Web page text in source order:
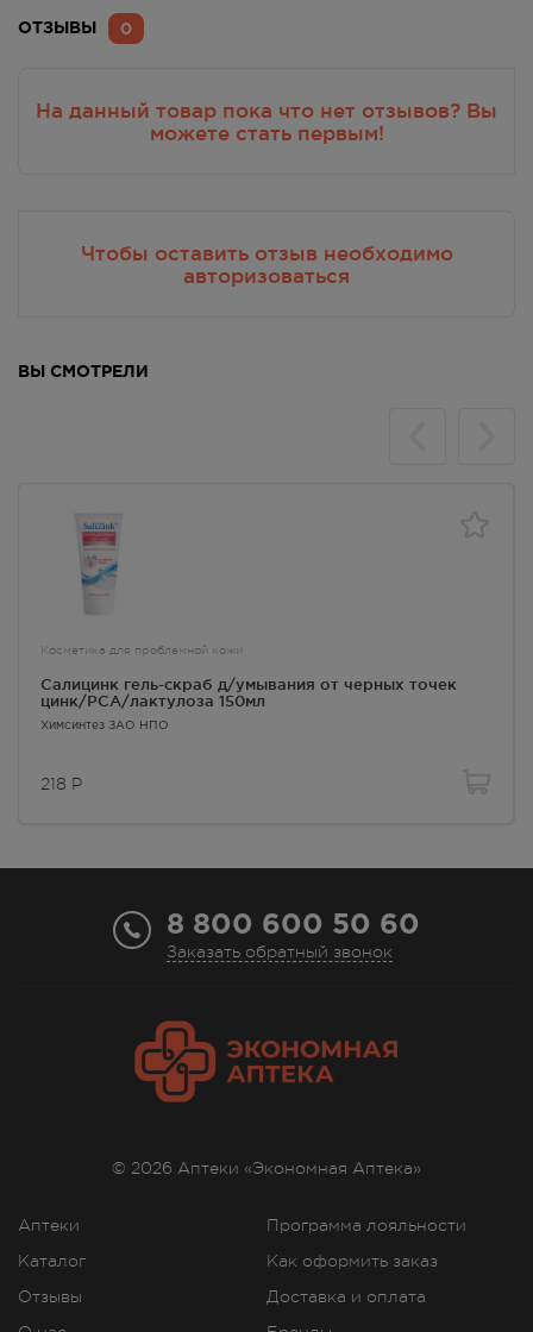
0
ОТЗЫВЫ
Чтобы оставить отзыв необходимо
авторизоваться
На данный товар пока что нет отзывов? Вы
можете стать первым!
ВЫ СМОТРЕЛИ
Косметика для проблемной кожи
Салицинк гель-скраб д/умывания от черных точек
цинк/РСА/лактулоза 150мл
Химсинтез ЗАО НПО
218 Р
8 800 600 50 60
Заказать обратный звонок
Аптеки
Каталог
Отзывы
Программа лояльности
Как оформить заказ
Доставка и оплата
© 2026 Аптеки «Экономная Аптека»